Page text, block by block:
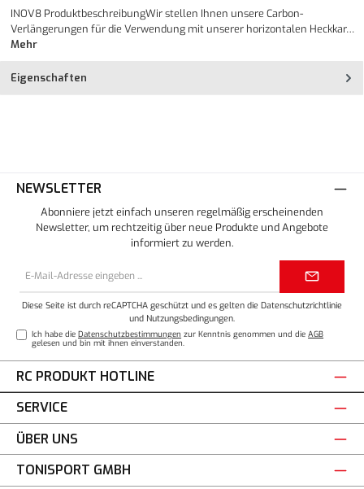
INOV8 ProduktbeschreibungWir stellen Ihnen unsere Carbon-
Verlängerungen für die Verwendung mit unserer horizontalen Heckkar…
Mehr
Eigenschaften
NEWSLETTER
Abonniere jetzt einfach unseren regelmäßig erscheinenden
Newsletter, um rechtzeitig über neue Produkte und Angebote
informiert zu werden.
Diese Seite ist durch reCAPTCHA geschützt und es gelten die Datenschutzrichtlinie
und Nutzungsbedingungen
Ich habe dieDatenschutzbestimmungen zur Kenntnis genommen und dieAGB
gelesen und bin mit ihnen einverstanden.
RC PRODUKT HOTLINE
SERVICE
ÜBER UNS
TONISPORT GMBH